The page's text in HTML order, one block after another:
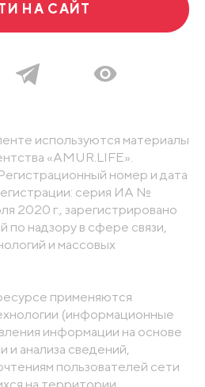
НА САЙТ
используются материалы
«AMUR.LIFE».
номер и дата
серия ИА №
2020 г., зарегистрировано
надзору в сфере связи,
и массовых
применяются
(информационные
информации на основе
и анализа сведений,
пользователей сети